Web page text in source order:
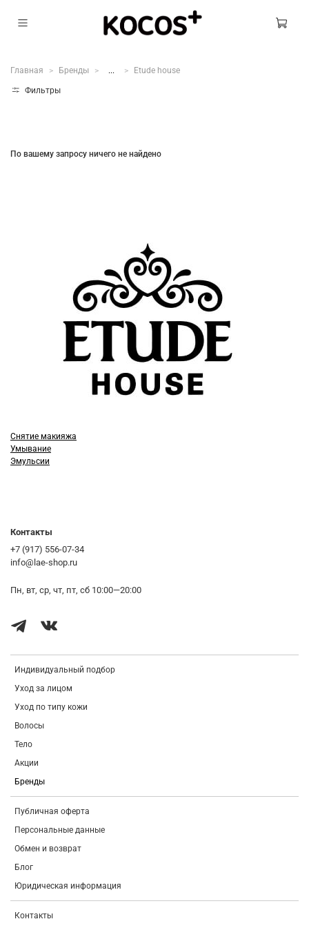
Главная Бренды ... Etude house
Фильтры
По вашему запросу ничего не найдено
Снятие макияжа
Умывание
Эмульсии
Индивидуальный подбор
Уход за лицом
Уход по типу кожи
Волосы
Тело
Акции
Бренды
Публичная оферта
Персональные данные
Обмен и возврат
Блог
Юридическая информация
Контакты
Контакты
+7 (917) 556-07-34
info@lae-shop.ru
Пн, вт, ср, чт, пт, сб 10:00—20:00